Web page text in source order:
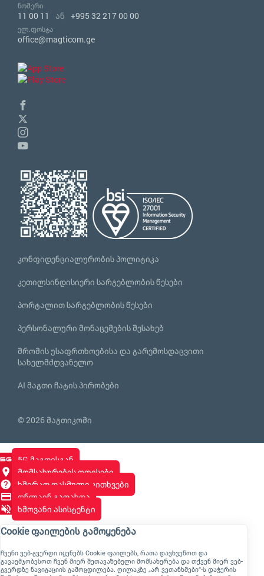
ნომერი
11 00 11 ან +995 32 217 00 00
ელ.ფოსტა
office@magticom.ge
კონფიდენციალურობის პოლიტიკა
კეთილსინდისიერი სარგებლობის წესები
პორტალით სარგებლობის წესები
პერსონალური მონაცემების შესახებ
შრომის უსაფრთხოებისა და გარემოსდაცვითი
სახელმძღვანელო
AI მაგთი ჩატის პირობები
© 2026 მაგთიკომი
5G მაგთისგან
მომსახურების ოფისები
ხშირად დასმული კითხვები
ონლაინ გადახდა
ხმოვანი ასისტენტი
Cookie ფაილების გამოყენება
ჩვენი ვებ-გვერდი იყენებს Cookie ფაილებს, რათა დავხვეწოთ და
გავაუმჯობესოთ ჩვენ მიერ შეთავაზებული მომსახურება და თქვენ მიერ ვებ-
გვერდზე ნავიგაციის გამოცდილება. ღილაკზე „არ ვეთანხმები“-ს დაჭერის